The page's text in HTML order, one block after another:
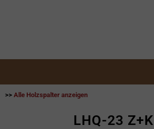
>> Alle Holzspalter anzeigen
LHQ-23 Z+K